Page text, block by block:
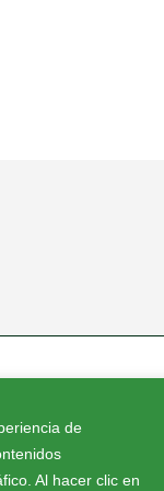
de
Al hacer clic en